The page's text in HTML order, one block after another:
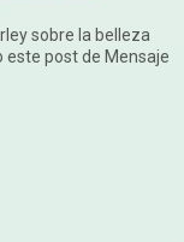
sobre la belleza
post de Mensaje